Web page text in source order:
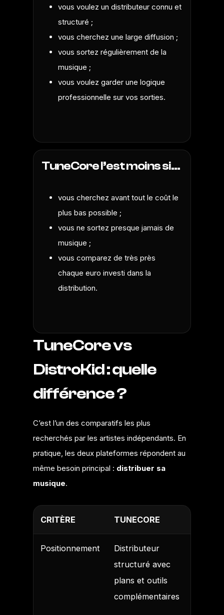
vous voulez un distributeur connu et
structuré ;
vous cherchez une large diffusion ;
vous sortez régulièrement de la
musique ;
vous voulez garder une logique
professionnelle sur vos sorties.
TuneCore l’est moins si…
vous cherchez avant tout le coût le
plus bas possible ;
vous ne sortez presque jamais de
musique ;
vous comparez de très près
chaque euro investi dans la
distribution.
TuneCore vs
DistroKid : quelle
différence ?
C’est l’un des comparatifs les plus
recherchés par les artistes indépendants. En
pratique, les deux plateformes répondent au
même besoin principal : distribuer sa
musique.
CRITÈRE TUNECORE
Positionnement
Distributeur
structuré avec
plans et outils
complémentaires